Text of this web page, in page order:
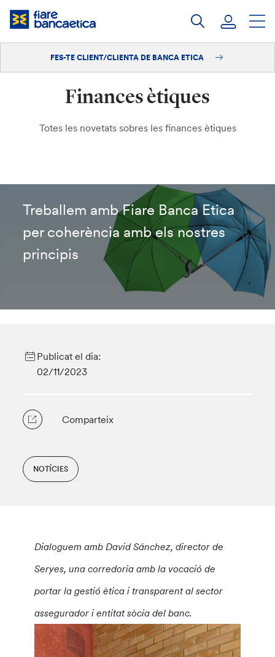
Salta
Iniciar sessió
Fes-te'n client/clienta
FES-TE CLIENT/CLIENTA DE BANCA ETICA
Finances ètiques
Totes les novetats sobres les finances ètiques
Treballem amb Fiare Banca Etica
per coherència amb els nostres
principis
Publicat el dia:
02/11/2023
Comparteix
NOTÍCIES
Dialoguem amb David Sánchez, director de
Seryes, una corredoria amb la vocació de
portar la gestió ètica i transparent al sector
assegurador i entitat sòcia del banc.